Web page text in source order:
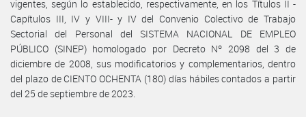
vigentes, según lo establecido, respectivamente, en los Títulos II -
Capítulos III, IV y VIII- y IV del Convenio Colectivo de Trabajo
Sectorial del Personal del SISTEMA NACIONAL DE EMPLEO
PÚBLICO (SINEP) homologado por Decreto Nº 2098 del 3 de
diciembre de 2008, sus modificatorios y complementarios, dentro
del plazo de CIENTO OCHENTA (180) días hábiles contados a partir
del 25 de septiembre de 2023.